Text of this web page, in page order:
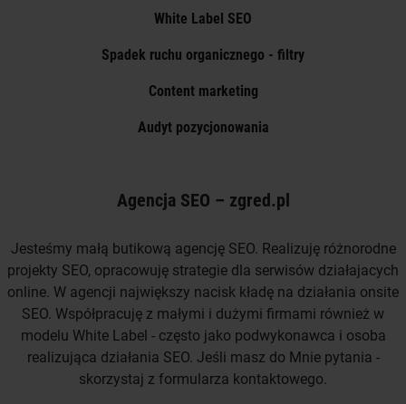
White Label SEO
Spadek ruchu organicznego - filtry
Content marketing
Audyt pozycjonowania
Agencja SEO – zgred.pl
Jesteśmy małą butikową agencję SEO. Realizuję różnorodne
projekty SEO, opracowuję strategie dla serwisów działajacych
online. W agencji największy nacisk kładę na działania onsite
SEO. Współpracuję z małymi i dużymi firmami również w
modelu White Label - często jako podwykonawca i osoba
realizująca działania SEO. Jeśli masz do Mnie pytania -
skorzystaj z formularza kontaktowego.